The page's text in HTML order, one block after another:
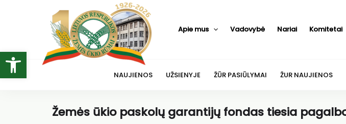
Open toolbar
Apie mus Vadovybė Nariai Komitetai
NAUJIENOS UŽSIENYJE ŽŪR PASIŪLYMAI ŽUR NAUJIENOS
Žemės ūkio paskolų garantijų fondas tiesia